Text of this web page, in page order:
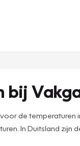
bij
de
In Duitsland zijn